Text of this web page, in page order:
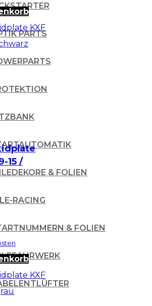
PARTS
DEKORE & FOLIEN
RACING
& FOLIEN
FAHRWERK
15 /